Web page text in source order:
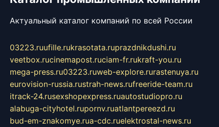
Актуальный каталог компаний по всей России
03223.ruufille.rukrasotata.ruprazdnikdushi.ru
veetbox.rucinemapost.ruciam-fr.rukraft-you.ru
mega-press.ru03223.ruweb-explore.rurastenuya.ru
eurovision-russia.rustrah-news.rufreeride-team.ru
itrack-24.rusexshopexpress.ruautostudiopro.ru
alabuga-cityhotel.rupornv.ruatlantpereezd.ru
bud-em-znakomye.rua-cdc.ruelektrostal-news.ru